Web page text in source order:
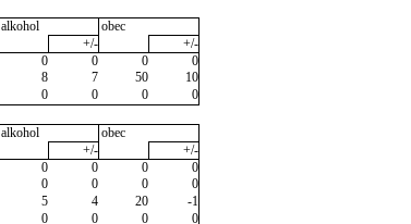
alkohol
obec
+/-
+/-
0 0 0
0
8 7 50
10
0 0 0
0
alkohol
obec
+/-
+/-
0 0 0
0
0 0 0
0
5 4 20
-1
0 0 0
0